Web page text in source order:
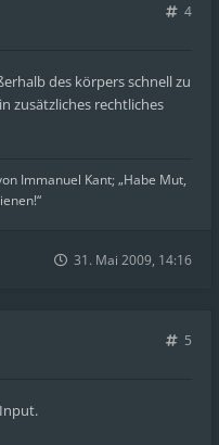
4
des körpers schnell zu
zusätzliches rechtliches
Immanuel Kant; „Habe Mut,
31. Mai 2009, 14:16
5